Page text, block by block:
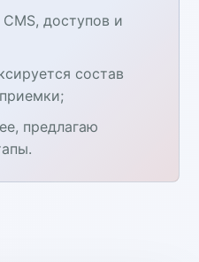
доступов и
состав
предлагаю